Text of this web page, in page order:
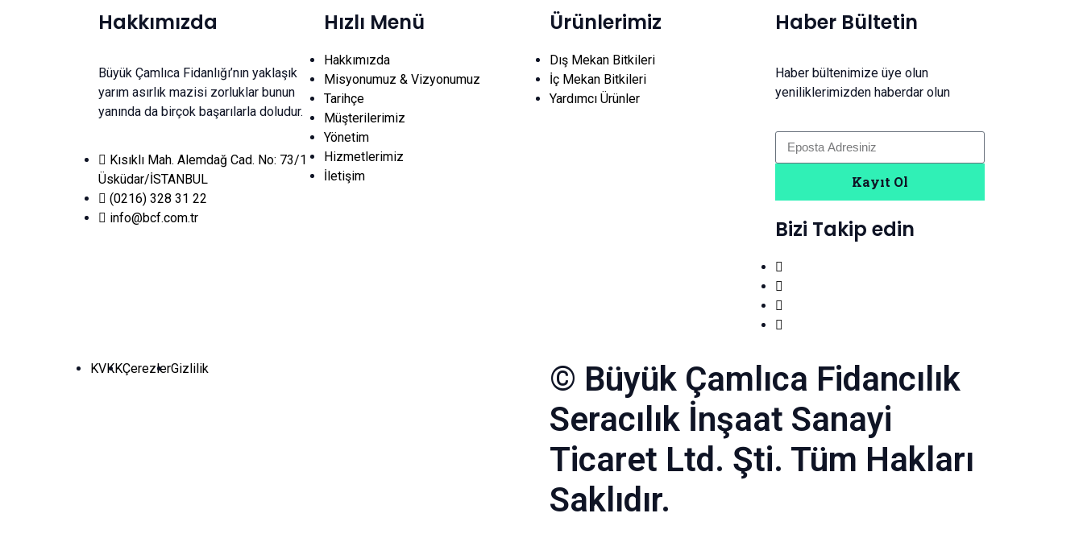
Hakkımızda
Büyük Çamlıca Fidanlığı’nın yaklaşık
yarım asırlık mazisi zorluklar bunun
yanında da birçok başarılarla doludur.
Kısıklı Mah. Alemdağ Cad. No: 73/1
Üsküdar/İSTANBUL
(0216) 328 31 22
info@bcf.com.tr
Hızlı Menü
Hakkımızda
Misyonumuz & Vizyonumuz
Tarihçe
Müşterilerimiz
Yönetim
Hizmetlerimiz
İletişim
Ürünlerimiz
Dış Mekan Bitkileri
İç Mekan Bitkileri
Yardımcı Ürünler
Haber Bültetin
Haber bültenimize üye olun
yeniliklerimizden haberdar olun
Kayıt Ol
Bizi Takip edin
KVKKÇerezlerGizlilik
© Büyük Çamlıca Fidancılık
Seracılık İnşaat Sanayi
Ticaret Ltd. Şti. Tüm Hakları
Saklıdır.